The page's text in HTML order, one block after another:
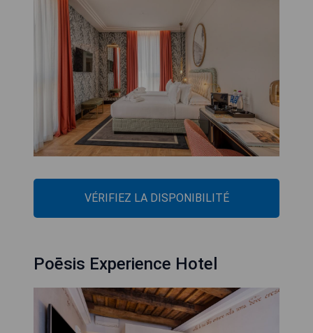
VÉRIFIEZ LA DISPONIBILITÉ
Poēsis Experience Hotel